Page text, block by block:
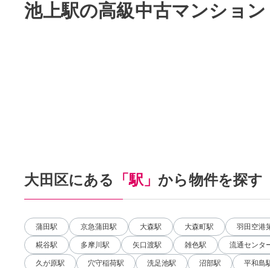
池上駅の高級中古マンショ
大田区にある 「駅」 から物件を探す
蒲田駅 京急蒲田駅 大森駅 大森町駅 羽田空港
糀谷駅 多摩川駅 矢口渡駅 雑色駅 流通センタ
久が原駅 穴守稲荷駅 洗足池駅 沼部駅 平和島